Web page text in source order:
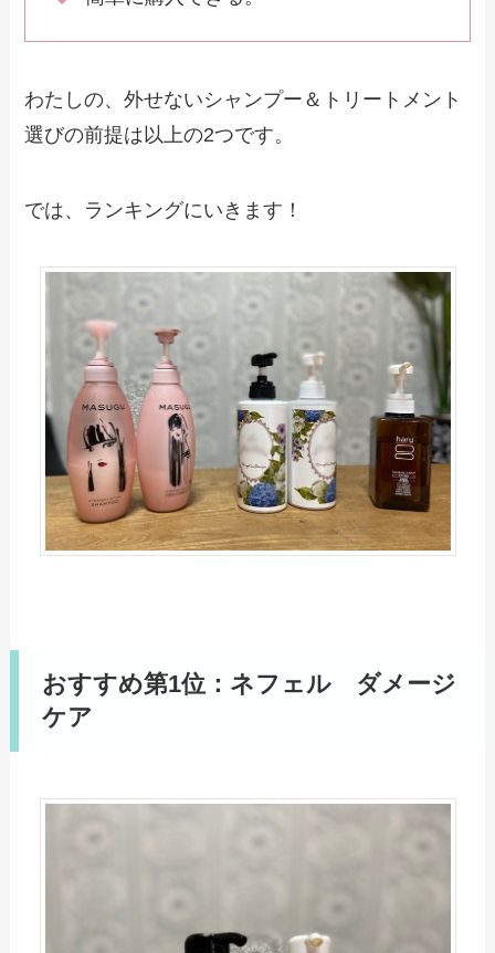
わたしの、外せないシャンプー＆トリートメント
選びの前提は以上の2つです。
では、ランキングにいきます！
おすすめ第1位：ネフェル ダメージ
ケア